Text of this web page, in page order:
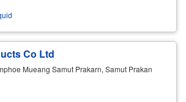
Co Ltd
Mueang Samut Prakarn, Samut Prakan